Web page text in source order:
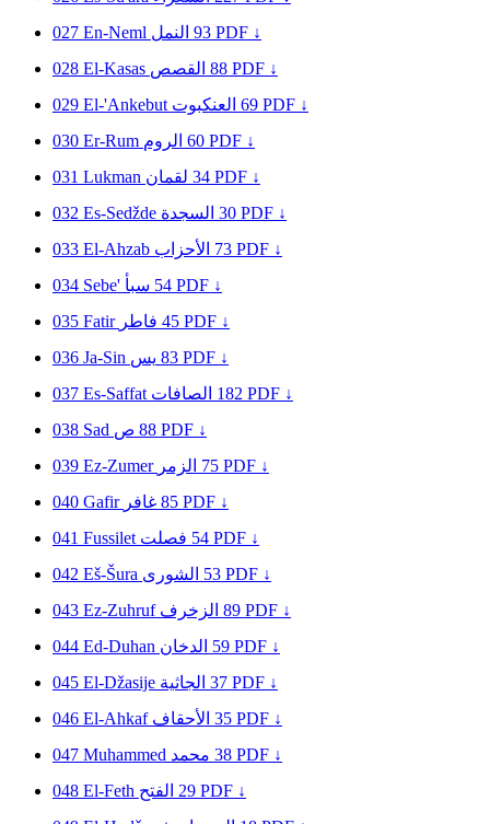
027 En-Neml النمل 93 PDF ↓
028 El-Kasas القصص 88 PDF ↓
029 El-'Ankebut العنكبوت 69 PDF ↓
030 Er-Rum الروم 60 PDF ↓
031 Lukman لقمان 34 PDF ↓
032 Es-Sedžde السجدة 30 PDF ↓
033 El-Ahzab الأحزاب 73 PDF ↓
034 Sebe' سبأ 54 PDF ↓
035 Fatir فاطر 45 PDF ↓
036 Ja-Sin يس 83 PDF ↓
037 Es-Saffat الصافات 182 PDF ↓
038 Sad ص 88 PDF ↓
039 Ez-Zumer الزمر 75 PDF ↓
040 Gafir غافر 85 PDF ↓
041 Fussilet فصلت 54 PDF ↓
042 Eš-Šura الشورى 53 PDF ↓
043 Ez-Zuhruf الزخرف 89 PDF ↓
044 Ed-Duhan الدخان 59 PDF ↓
045 El-Džasije الجاثية 37 PDF ↓
046 El-Ahkaf الأحقاف 35 PDF ↓
047 Muhammed محمد 38 PDF ↓
048 El-Feth الفتح 29 PDF ↓